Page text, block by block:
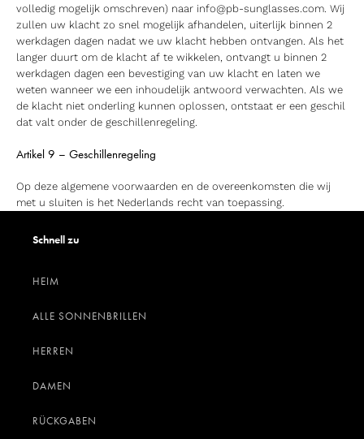
volledig mogelijk omschreven) naar info@pb-sunglasses.com. Wij
zullen uw klacht zo snel mogelijk afhandelen, uiterlijk binnen 2
werkdagen dagen nadat we uw klacht hebben ontvangen. Als het
langer duurt om de klacht af te wikkelen, ontvangt u binnen 2
werkdagen dagen een bevestiging van uw klacht en laten we
weten wanneer we een inhoudelijk antwoord verwachten. Als we
de klacht niet onderling kunnen oplossen, ontstaat er een geschil
dat valt onder de geschillenregeling.
Artikel 9 – Geschillenregeling
Op deze algemene voorwaarden en de overeenkomsten die wij
met u sluiten is het Nederlands recht van toepassing.
Schnell zu
HEIM
ALLE SONNENBRILLEN
HERREN
DAMEN
RÜCKGABEN